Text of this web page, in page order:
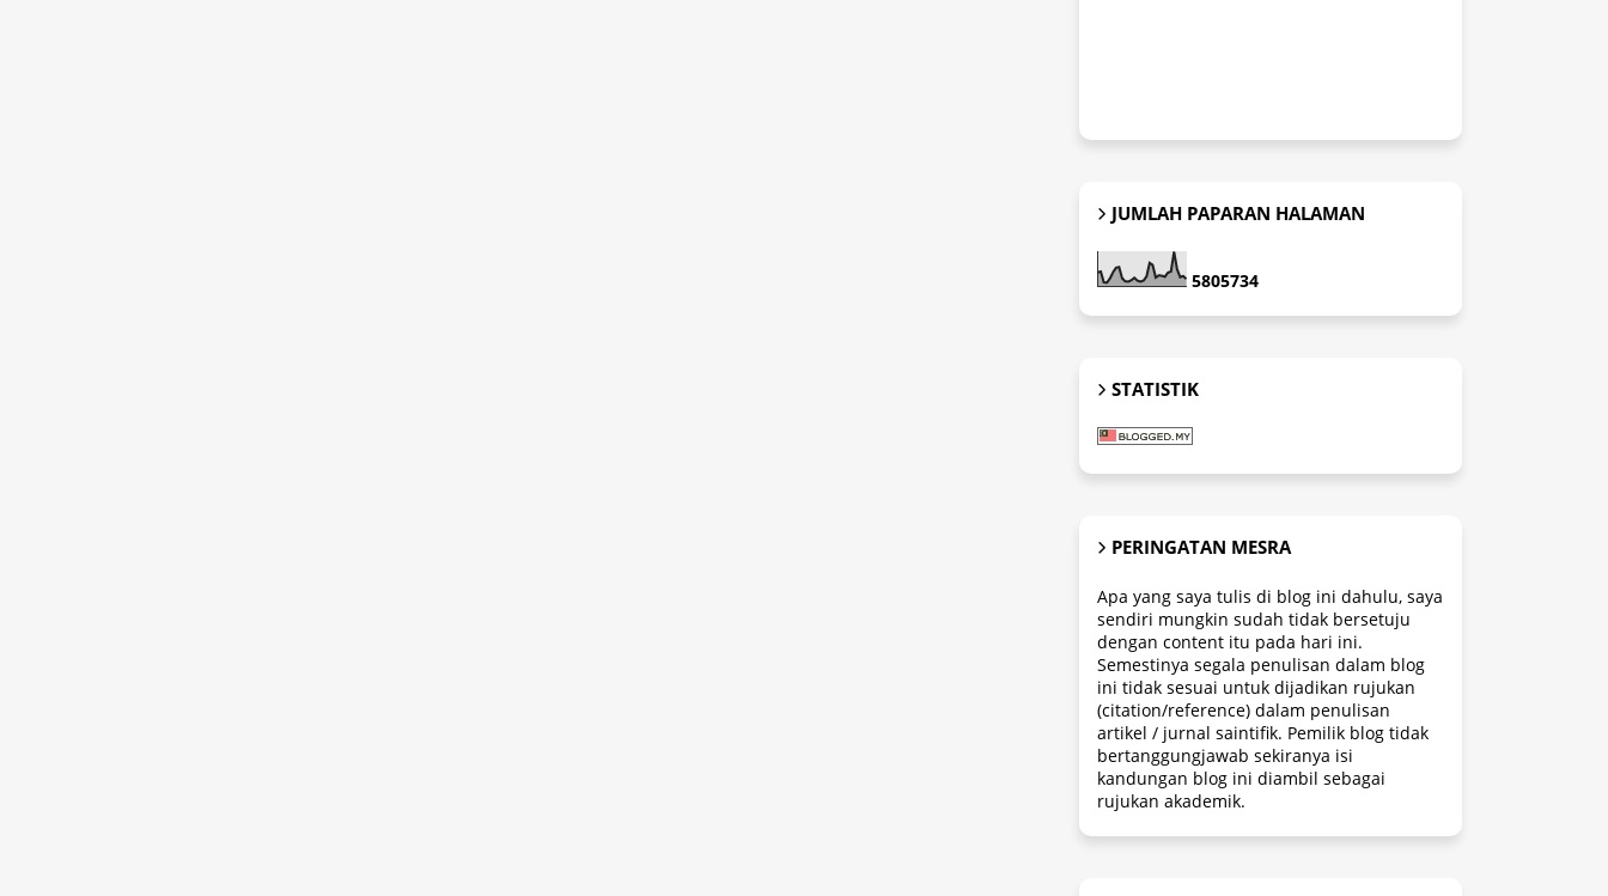
JUMLAH PAPARAN HALAMAN
5805734
STATISTIK
PERINGATAN MESRA
Apa yang saya tulis di blog ini dahulu, saya
sendiri mungkin sudah tidak bersetuju
dengan content itu pada hari ini.
Semestinya segala penulisan dalam blog
ini tidak sesuai untuk dijadikan rujukan
(citation/reference) dalam penulisan
artikel / jurnal saintifik. Pemilik blog tidak
bertanggungjawab sekiranya isi
kandungan blog ini diambil sebagai
rujukan akademik.